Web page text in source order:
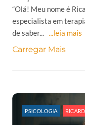
“Olá! Meu nome é
especialista em
de saber... ...leia mais
Carregar Mais
PSICOLOGIA